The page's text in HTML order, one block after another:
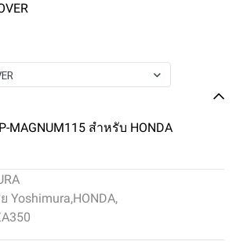
MAGNUM115 สำหรับ HONDA
Yoshimura,HONDA,